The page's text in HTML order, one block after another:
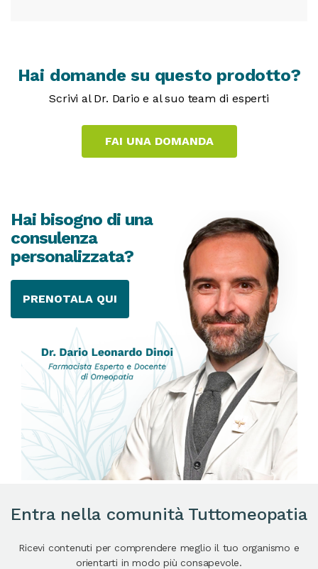
Hai domande su questo prodotto?
Scrivi al Dr. Dario e al suo team di esperti
Hai bisogno di una
consulenza
personalizzata?
PRENOTALA QUI
Entra nella comunità Tuttomeopatia
Ricevi contenuti per comprendere meglio il tuo organismo e
orientarti in modo più consapevole.